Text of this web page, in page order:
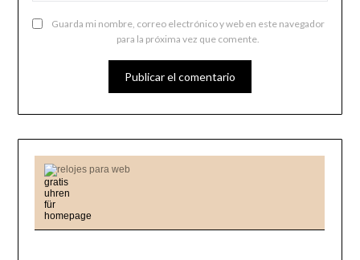
Guarda mi nombre, correo electrónico y web en este navegador
para la próxima vez que comente.
relojes para web